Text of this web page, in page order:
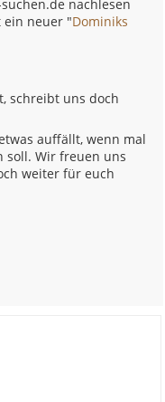
nachlesen
ein neuer "Dominiks
schreibt uns doch
auffällt, wenn mal
soll. Wir freuen uns
weiter für euch